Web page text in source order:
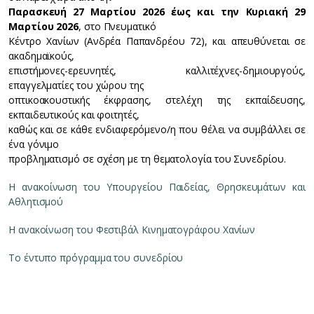
Παρασκευή 27 Μαρτίου 2026 έως και την Κυριακή 29
Μαρτίου 2026, στο Πνευματικό
Κέντρο Χανίων (Ανδρέα Παπανδρέου 72), και απευθύνεται σε
ακαδημαϊκούς,
επιστήμονες-ερευνητές, καλλιτέχνες-δημιουργούς,
επαγγελματίες του χώρου της
οπτικοακουστικής έκφρασης, στελέχη της εκπαίδευσης,
εκπαιδευτικούς και φοιτητές,
καθώς και σε κάθε ενδιαφερόμενο/η που θέλει να συμβάλλει σε
ένα γόνιμο
προβληματισμό σε σχέση με τη θεματολογία του Συνεδρίου.
Η ανακοίνωση του Υπουργείου Παιδείας, Θρησκευμάτων και
Αθλητισμού
Η ανακοίνωση του Φεστιβάλ Κινηματογράφου Χανίων
Το έντυπο πρόγραμμα του συνεδρίου